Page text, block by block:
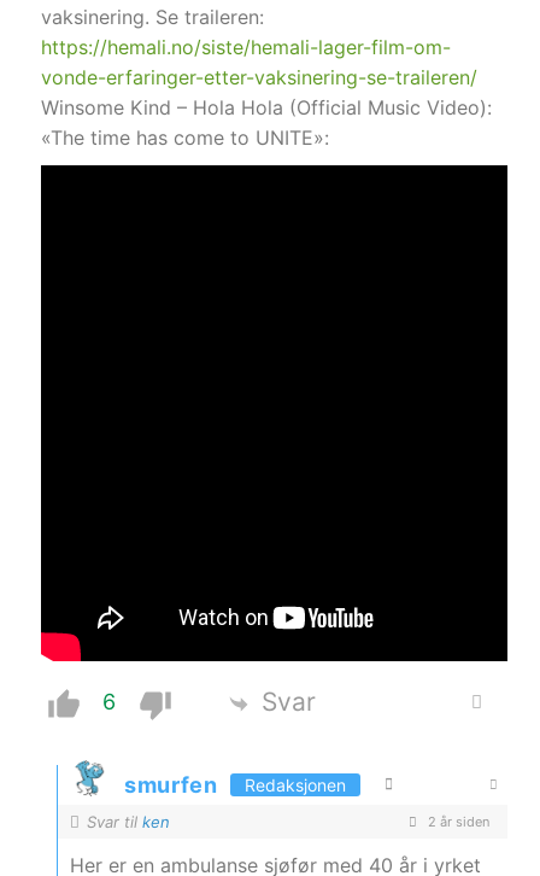
vaksinering. Se traileren:
https://hemali.no/siste/hemali-lager-film-om-
vonde-erfaringer-etter-vaksinering-se-traileren/
Winsome Kind – Hola Hola (Official Music Video):
«The time has come to UNITE»:
6 Svar
smurfen Redaksjonen
Svar til ken 2 år siden
Her er en ambulanse sjøfør med 40 år i yrket